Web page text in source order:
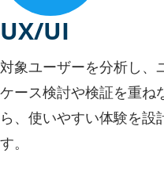
UX/UI
対象ユーザーを分析し、
ケース検討や検証を重ね
ら、使いやすい体験を設
す。